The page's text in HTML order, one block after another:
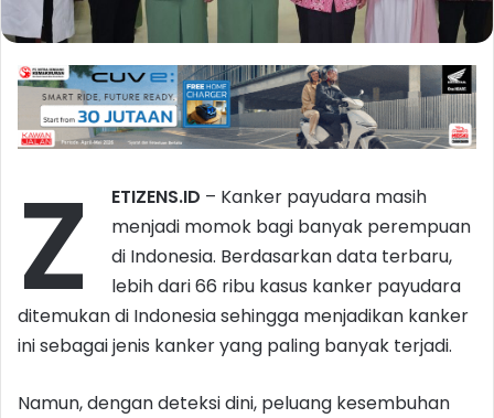
Z ETIZENS.ID – Kanker payudara masih
menjadi momok bagi banyak perempuan
di Indonesia. Berdasarkan data terbaru,
lebih dari 66 ribu kasus kanker payudara
ditemukan di Indonesia sehingga menjadikan kanker
ini sebagai jenis kanker yang paling banyak terjadi.
Namun, dengan deteksi dini, peluang kesembuhan